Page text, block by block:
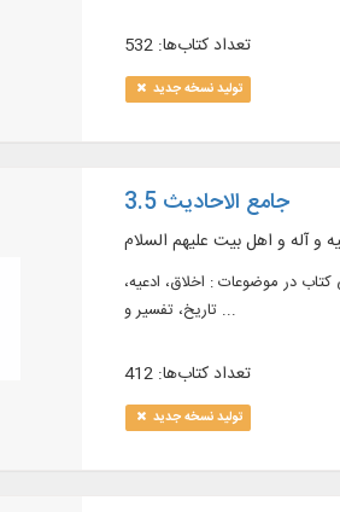
تعداد کتاب‌ها: 532
تولید نسخه جدید
جامع الاحادیث 3.5
و آله و اهل بیت علیهم السلام
اصلی کتاب در موضوعات : اخلاق، ادعیه،
تاریخ، تفسیر و ...
تعداد کتاب‌ها: 412
تولید نسخه جدید